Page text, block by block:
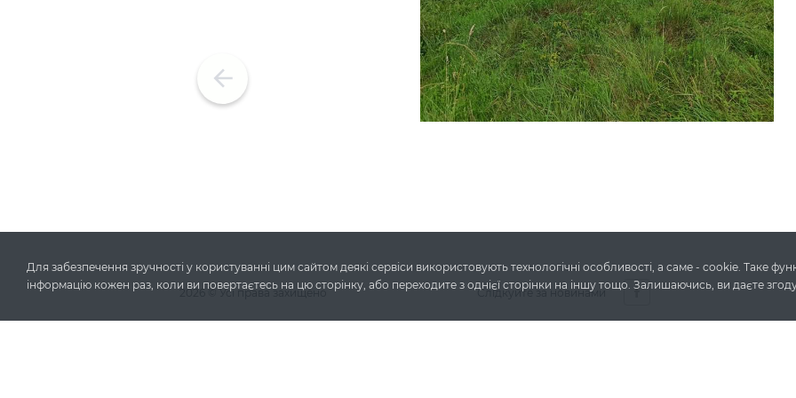
2026 © Усі права захищено Слідкуйте за новинами
Для забезпечення зручності у користуванні цим сайтом деякі сервіси використовують технологічні особливості, а саме - cookie. Таке
інформацію кожен раз, коли ви повертаєтесь на цю сторінку, або переходите з однієї сторінки на іншу тощо. Залишаючись, ви даєте